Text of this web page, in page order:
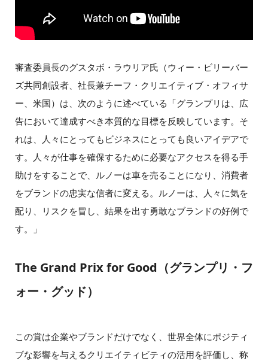
審査委員長のグスタボ・ラウリア氏（ウィー・ビリーバー
ズ共同創設者、社長兼チーフ・クリエイティブ・オフィサ
ー、米国）は、次のように述べている「グランプリは、広
告において達成すべき本質的な目標を反映しています。そ
れは、人々にとってもビジネスにとっても良いアイデアで
す。人々が仕事を確保するために必要なアクセスを得る手
助けをすることで、ルノーは車を売ることになり、消費者
をブランドの忠実な信者に変える。ルノーは、人々に気を
配り、リスクを冒し、結果を出す勇敢なブランドの好例で
す。」
The Grand Prix for Good（グランプリ・フ
ォー・グッド）
この賞は企業やブランドだけでなく、世界全体にポジティ
ブな影響を与えるクリエイティビティの活用を評価し、称